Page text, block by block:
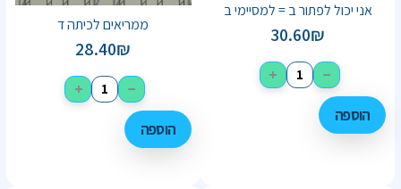
אני יכול לפתור ב = למסיימי ב
30.60₪
−
+
הוספה
ממריאים לכיתה ד
28.40₪
−
+
הוספה